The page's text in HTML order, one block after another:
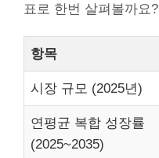
표로 한번 살펴볼까요?
항목
시장 규모 (2025년)
연평균 복합 성장률
(2025~2035)